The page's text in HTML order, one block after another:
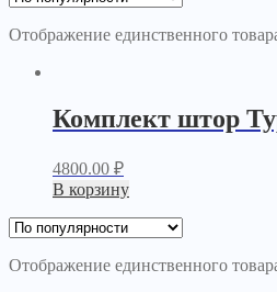
Отображение единственного
Комплект штор
4800.00 ₽
В корзину
Отображение единственного